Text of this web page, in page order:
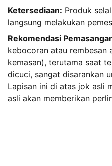
Ketersediaan: Produk
langsung melakukan
Rekomendasi
kebocoran atau rembesan
kemasan), terutama saat
dicuci, sangat disarankan
Lapisan ini di atas jok asli
asli akan memberikan